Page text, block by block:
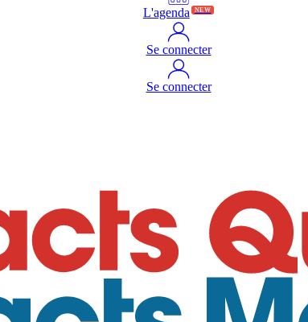
L'agenda NEW
Se connecter
Se connecter